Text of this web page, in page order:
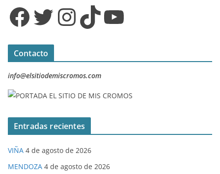
Facebook Twitter InstagramTikTok YouTube
Contacto
info@elsitiodemiscromos.com
Entradas recientes
VIÑA 4 de agosto de 2026
MENDOZA 4 de agosto de 2026